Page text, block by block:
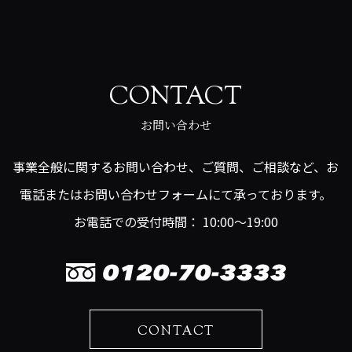
CONTACT
お問い合わせ
事業全般に関するお問い合わせ、ご質問、ご相談など、お
電話またはお問い合わせフォームにて承っております。
お電話での受付時間： 10:00～19:00
CONTACT